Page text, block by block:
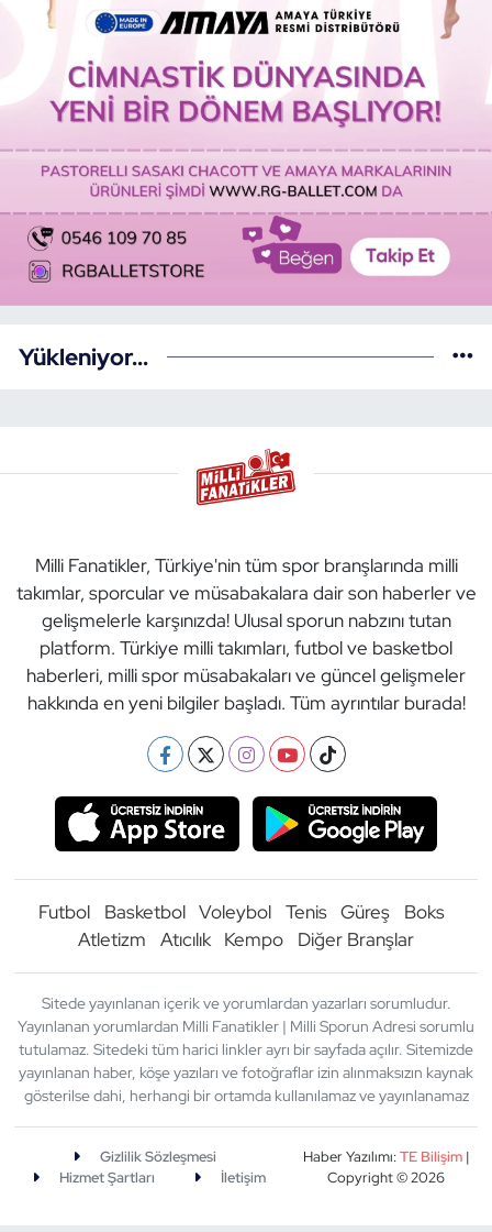
Yükleniyor...
Milli Fanatikler, Türkiye'nin tüm spor branşlarında milli
takımlar, sporcular ve müsabakalara dair son haberler ve
gelişmelerle karşınızda! Ulusal sporun nabzını tutan
platform. Türkiye milli takımları, futbol ve basketbol
haberleri, milli spor müsabakaları ve güncel gelişmeler
hakkında en yeni bilgiler başladı. Tüm ayrıntılar burada!
Futbol Basketbol Voleybol Tenis Güreş
Boks
Atletizm
Atıcılık Kempo Diğer Branşlar
Sitede yayınlanan içerik ve yorumlardan yazarları sorumludur.
Yayınlanan yorumlardan Milli Fanatikler | Milli Sporun Adresi sorumlu
tutulamaz. Sitedeki tüm harici linkler ayrı bir sayfada açılır. Sitemizde
yayınlanan haber, köşe yazıları ve fotoğraflar izin alınmaksızın kaynak
gösterilse dahi, herhangi bir ortamda kullanılamaz ve yayınlanamaz
Gizlilik Sözleşmesi
Hizmet Şartları
İletişim
Haber Yazılımı:TE Bilişim|
Copyright © 2026